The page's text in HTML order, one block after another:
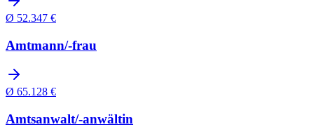
Ø 52.347 €
Amtmann/-frau
Ø 65.128 €
Amtsanwalt/-anwältin